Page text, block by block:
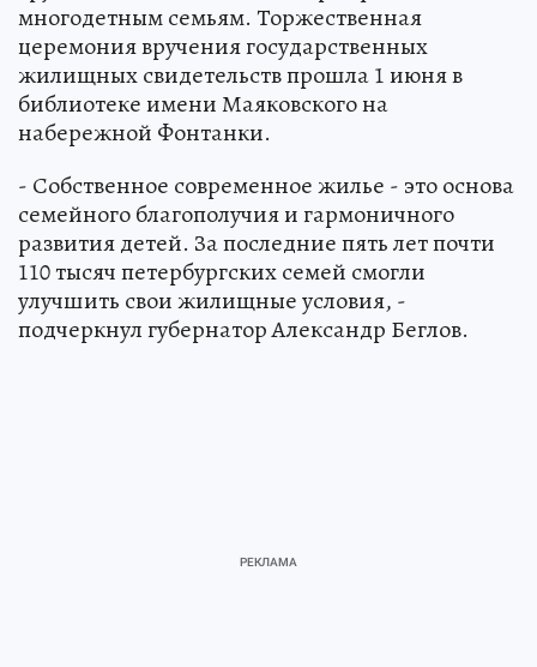
многодетным семьям. Торжественная
церемония вручения государственных
жилищных свидетельств прошла 1 июня в
библиотеке имени Маяковского на
набережной Фонтанки.
- Собственное современное жилье - это основа
семейного благополучия и гармоничного
развития детей. За последние пять лет почти
110 тысяч петербургских семей смогли
улучшить свои жилищные условия, -
подчеркнул губернатор Александр Беглов.